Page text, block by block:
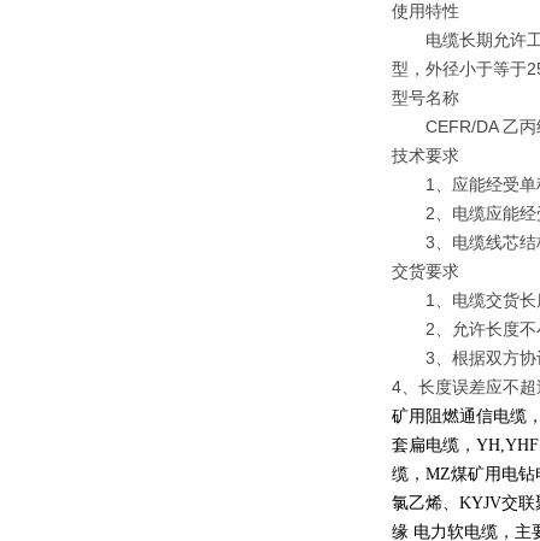
使用特性
电缆长期允许工
型，外径小于等于
型号名称
CEFR/DA 乙丙
技术要求
1、应能经受单
2、电缆应能经
3、电缆线芯结
交货要求
1、电缆交货长度
2、允许长度不
3、根据双方协
4、长度误差应不
矿用阻燃通信电缆
套扁电缆， YH,YHF
缆， MZ煤矿用电钻
氯乙烯、 KYJV交联
缘 电力软电缆，主